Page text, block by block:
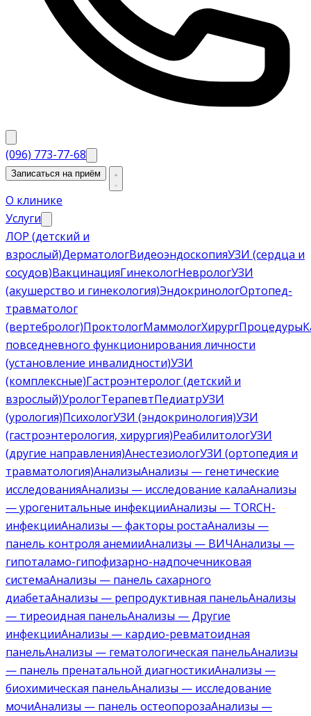
(096) 773-77-68
Записаться на приём
О клинике
Услуги
ЛОР (детский и
взрослый)ДерматологВидеоэндоскопияУЗИ (сердца и
сосудов)ВакцинацияГинекологНеврологУЗИ
(акушерство и гинекология)ЭндокринологОртопед-
травматолог
(вертебролог)ПроктологМаммологХирургПроцедуры
повседневного функционирования личности
(установление инвалидности)УЗИ
(комплексные)Гастроэнтеролог (детский и
взрослый)УрологТерапевтПедиатрУЗИ
(урология)ПсихологУЗИ (эндокринология)УЗИ
(гастроэнтерология, хирургия)РеабилитологУЗИ
(другие направления)АнестезиологУЗИ (ортопедия и
травматология)АнализыАнализы — генетические
исследованияАнализы — исследование калаАнализы
— урогенитальные инфекцииАнализы — TORCH-
инфекцииАнализы — факторы ростаАнализы —
панель контроля анемииАнализы — ВИЧАнализы —
гипоталамо-гипофизарно-надпочечниковая
системаАнализы — панель сахарного
диабетаАнализы — репродуктивная панельАнализы
— тиреоидная панельАнализы — Другие
инфекцииАнализы — кардио-ревматоидная
панельАнализы — гематологическая панельАнализы
— панель пренатальной диагностикиАнализы —
биохимическая панельАнализы — исследование
мочиАнализы — панель остеопорозаАнализы —